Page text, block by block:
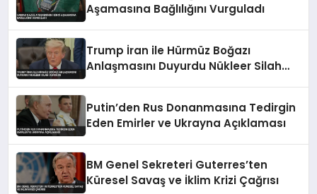
Aşamasına Bağlılığını Vurguladı
Trump İran ile Hürmüz Boğazı
Anlaşmasını Duyurdu Nükleer Silah
Putin’den Rus Donanmasına Tedirgin
Eden Emirler ve Ukrayna Açıklaması
BM Genel Sekreteri Guterres’ten
Küresel Savaş ve İklim Krizi Çağrısı